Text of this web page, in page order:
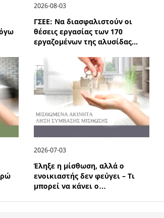
2026-08-03
ΓΣΕΕ: Να διασφαλιστούν οι
θέσεις εργασίας των 170
εργαζομένων της αλυσίδας...
2026-07-03
Έληξε η μίσθωση, αλλά ο
ενοικιαστής δεν φεύγει – Τι
μπορεί να κάνει ο…